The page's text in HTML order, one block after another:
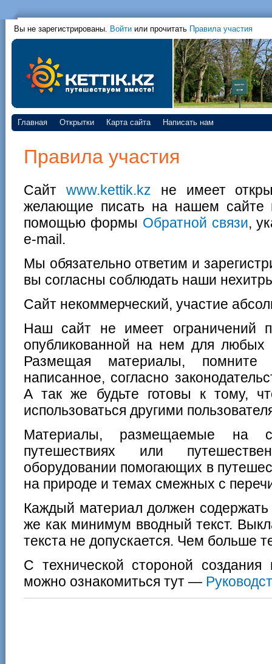
Вы не зарегистрированы. Войти или прочитать Правила участия
Главная Открытки Карта сайта Написать нам
Правила участия
Сайт www.kettik.kz не имеет
желающие писать на нашем сайте
помощью формы Обратной связи,
e-mail.
Мы обязательно ответим и
вы согласны соблюдать наши
Сайт некоммерческий, участие
Наш сайт не имеет ограничений
опубликованной на нем для любых
Размещая материалы, помните
написанное, согласно
А так же будьте готовы к тому,
использоваться другими
Материалы, размещаемые на
путешествиях или
оборудовании помогающих в
на природе и темах смежных с
Каждый материал должен содержать
же как минимум вводный текст.
текста не допускается. Чем больше
С технической стороной
можно ознакомиться тут —